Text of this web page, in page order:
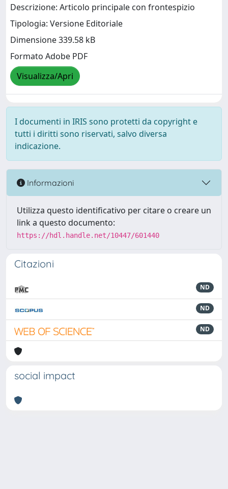
Descrizione: Articolo principale con frontespizio
Tipologia: Versione Editoriale
Dimensione 339.58 kB
Formato Adobe PDF
Visualizza/Apri
I documenti in IRIS sono protetti da copyright e
tutti i diritti sono riservati, salvo diversa
indicazione.
Informazioni
Utilizza questo identificativo per citare o creare un
link a questo documento:
https://hdl.handle.net/10447/601440
Citazioni
ND
ND
ND
social impact